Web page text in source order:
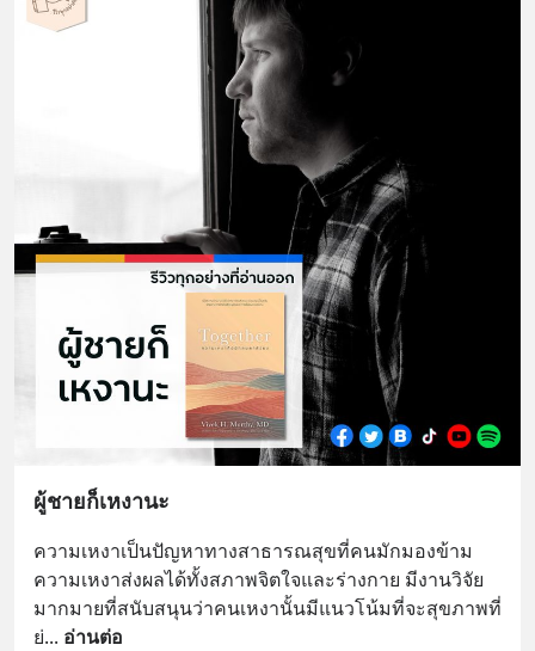
ผู้ชายก็เหงานะ
ความเหงาเป็นปัญหาทางสาธารณสุขที่คนมักมองข้าม
ความเหงาส่งผลได้ทั้งสภาพจิตใจและร่างกาย มีงานวิจัย
มากมายที่สนับสนุนว่าคนเหงานั้นมีแนวโน้มที่จะสุขภาพที่
ย่... อ่านต่อ